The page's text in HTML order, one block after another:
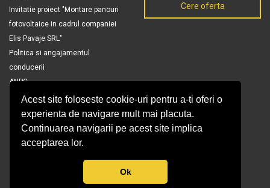
Acest site foloseste cookie-uri pentru a-ti oferi o
experienta de navigare mult mai placuta.
Continuarea navigarii pe acest site implica
acceptarea lor.
Ok
Invitatie proiect "Montare panouri
fotovoltaice in cadrul companiei
Elis Pavaje SRL"
Politica si angajamentul
conducerii
ANPC
Cere oferta
© Copyright 2026 Elis Pavaje